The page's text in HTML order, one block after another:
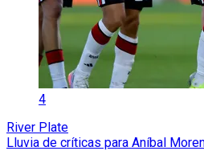
4
River Plate
Lluvia de críticas para Aníbal